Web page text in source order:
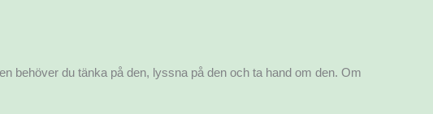
behöver du tänka på den, lyssna på den och ta hand om den. Om